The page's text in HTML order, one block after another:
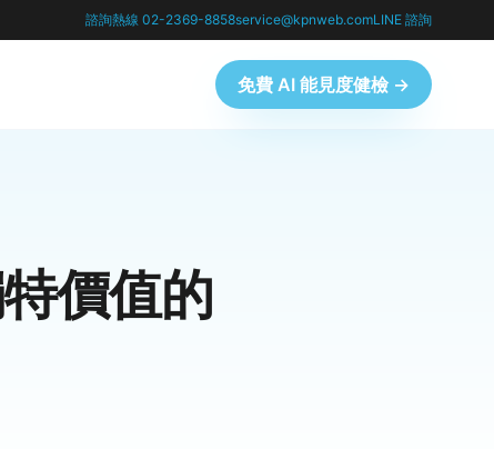
諮詢熱線 02-2369-8858service@kpnweb.comLINE 諮詢
免費 AI 能見度健檢 →
價值的